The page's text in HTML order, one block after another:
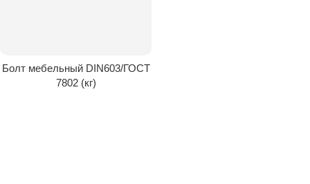
Болт мебельный DIN603/ГОСТ
7802 (кг)